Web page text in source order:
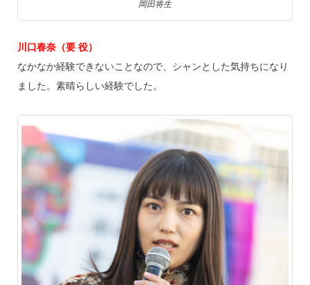
岡田将生
川口春奈（要 役）
なかなか経験できないことなので、シャンとした気持ちになり
ました。素晴らしい経験でした。